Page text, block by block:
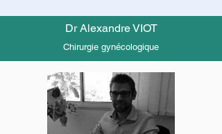
Dr Alexandre VIOT
Chirurgie gynécologique